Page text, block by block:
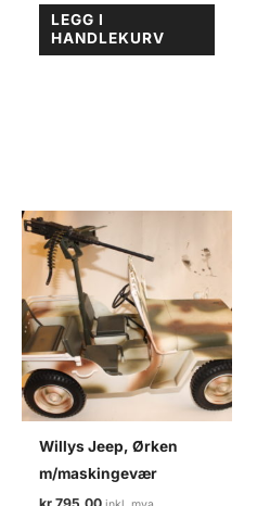
LEGG I
HANDLEKURV
Willys Jeep, Ørken
m/maskingevær